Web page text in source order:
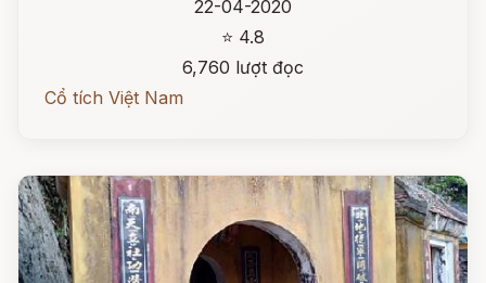
22-04-2020
⭐ 4.8
6,760 lượt đọc
Cổ tích Việt Nam